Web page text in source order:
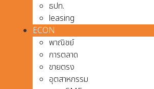
ธปท.
leasing
ECON
พาณิชย์
การตลาด
ขายตรง
อุตสาหกรรม